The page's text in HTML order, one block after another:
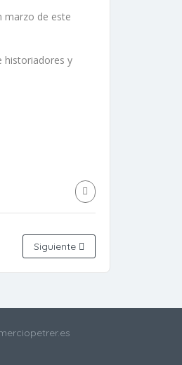
marzo de este
historiadores y
Siguiente